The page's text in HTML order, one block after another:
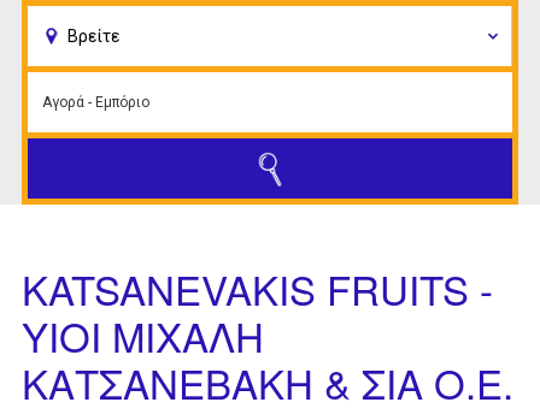
KATSANEVAKIS FRUITS -
ΥΙΟΙ ΜΙΧΑΛΗ
ΚΑΤΣΑΝΕΒΑΚΗ & ΣΙΑ Ο.Ε.